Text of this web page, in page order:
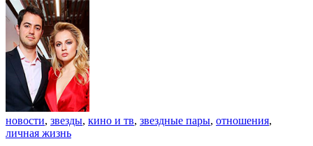
новости, звезды, кино и тв, звездные пары, отношения,
личная жизнь